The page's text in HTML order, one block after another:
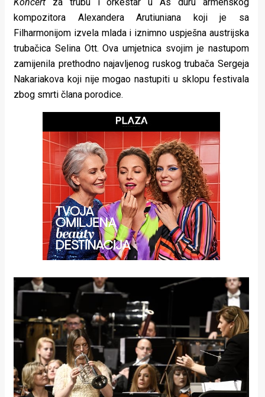
Aktivizam
Aktuelnosti
Promo
About
Urban
kompozitora Alexandera Arutiuniana koji je sa
Filharmonijom izvela mlada i iznimno uspješna austrijska
trubačica Selina Ott. Ova umjetnica svojim je nastupom
zamijenila prethodno najavljenog ruskog trubača Sergeja
Nakariakova koji nije mogao nastupiti u sklopu festivala
zbog smrti člana porodice.